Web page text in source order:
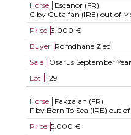
Horse
Escanor (FR)
C by Gutaifan (IRE) out of
Price 3.000 €
Buyer Romdhane Zied
Sale
Osarus September
Lot
129
Horse
Fakzalan (FR)
F by Born To Sea (IRE) out
Price 5.000 €